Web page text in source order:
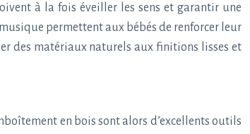
à la fois éveiller les sens et garantir une
permettent aux bébés de renforcer leur
des matériaux naturels aux finitions lisses et
en bois sont alors d’excellents outils